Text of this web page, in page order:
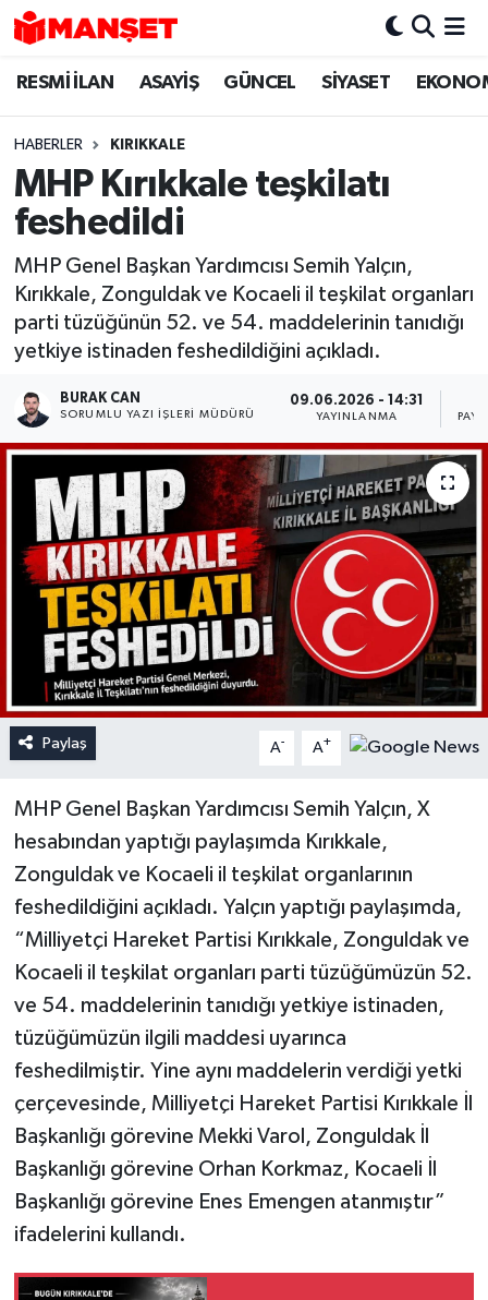
RESMİ İLAN ASAYİŞ GÜNCEL SİYASET
HABERLER KIRIKKALE
MHP Kırıkkale teşkilatı
feshedildi
MHP Genel Başkan Yardımcısı Semih Yalçın,
Kırıkkale, Zonguldak ve Kocaeli il teşkilat organları
parti tüzüğünün 52. ve 54. maddelerinin tanıdığı
yetkiye istinaden feshedildiğini açıkladı.
BURAK CAN
SORUMLU YAZI İŞLERI MÜDÜRÜ
09.06.2026 - 14:31
YAYINLANMA
Paylaş A- A+
MHP Genel Başkan Yardımcısı Semih Yalçın, X
hesabından yaptığı paylaşımda Kırıkkale,
Zonguldak ve Kocaeli il teşkilat organlarının
feshedildiğini açıkladı. Yalçın yaptığı paylaşımda,
“Milliyetçi Hareket Partisi Kırıkkale, Zonguldak ve
Kocaeli il teşkilat organları parti tüzüğümüzün 52.
ve 54. maddelerinin tanıdığı yetkiye istinaden,
tüzüğümüzün ilgili maddesi uyarınca
feshedilmiştir. Yine aynı maddelerin verdiği yetki
çerçevesinde, Milliyetçi Hareket Partisi Kırıkkale İl
Başkanlığı görevine Mekki Varol, Zonguldak İl
Başkanlığı görevine Orhan Korkmaz, Kocaeli İl
Başkanlığı görevine Enes Emengen atanmıştır”
ifadelerini kullandı.
Hava Durumu
Trafik Durumu
Süper Lig Puan Durumu ve Fikstür
Son Dakika Haberleri
Haber Arşivi